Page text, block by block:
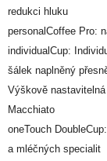
redukci hluku
personalCoffee Pro:
individualCup:
šálek naplněný
Výškově
Macchiato
oneTouch
a mléčných specialit